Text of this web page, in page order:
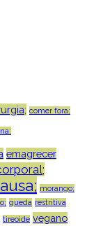
comer fora;
emagrecer
morango;
queda restritiva
tireoide vegano